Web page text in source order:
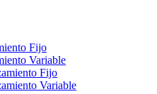
Fijo
Variable
Fijo
Variable